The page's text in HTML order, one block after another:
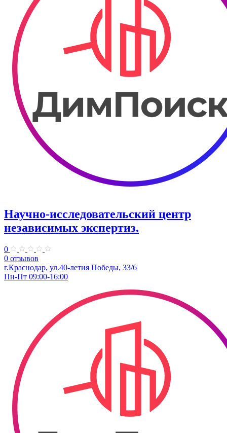
Научно-исследовательский центр
независимых экспертиз.
0
0 отзывов
г.Краснодар, ​ул.40-летия Победы, 33/6
Пн-Пт 09:00-16:00